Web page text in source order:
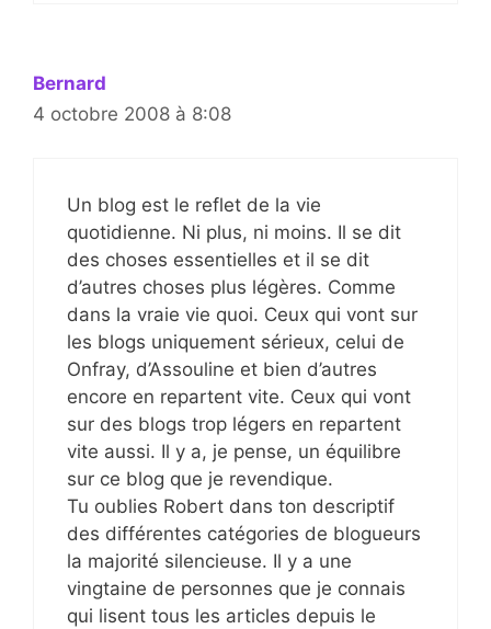
Bernard
4 octobre 2008 à 8:08
Un blog est le reflet de la vie
quotidienne. Ni plus, ni moins. Il se dit
des choses essentielles et il se dit
d’autres choses plus légères. Comme
dans la vraie vie quoi. Ceux qui vont sur
les blogs uniquement sérieux, celui de
Onfray, d’Assouline et bien d’autres
encore en repartent vite. Ceux qui vont
sur des blogs trop légers en repartent
vite aussi. Il y a, je pense, un équilibre
sur ce blog que je revendique.
Tu oublies Robert dans ton descriptif
des différentes catégories de blogueurs
la majorité silencieuse. Il y a une
vingtaine de personnes que je connais
qui lisent tous les articles depuis le